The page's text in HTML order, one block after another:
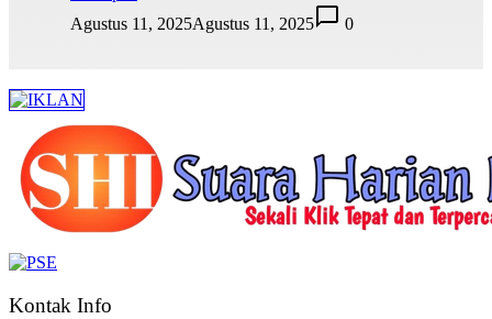
Agustus 11, 2025Agustus 11, 2025 0
Kontak Info